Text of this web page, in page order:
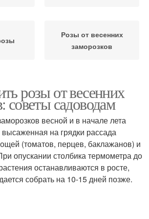
Розы от весенних
заморозков
розы от весенних
советы садоводам
весной и в начале лета
на грядки рассада
(томатов, перцев, баклажанов) и
опускании столбика термометра до
останавливаются в росте,
собрать на 10-15 дней позже.